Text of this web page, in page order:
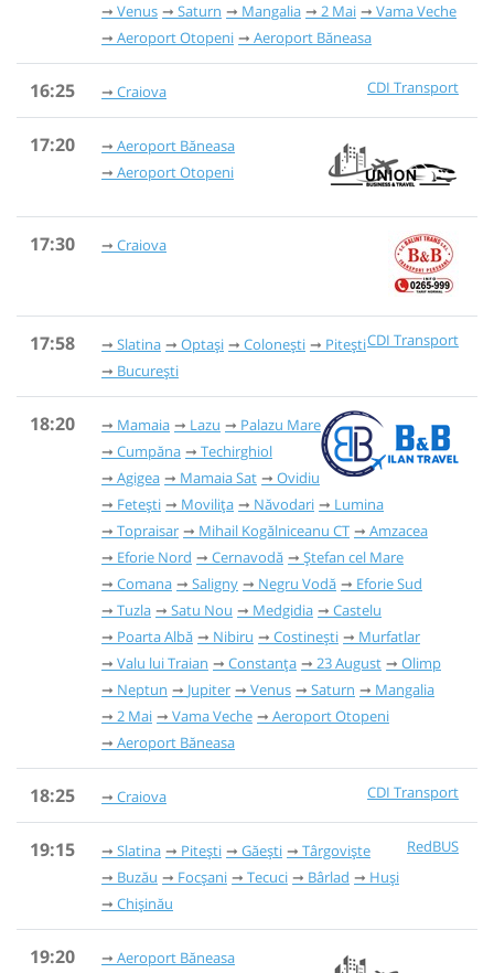
Venus
Saturn Mangalia 2 Mai
Vama Veche
Aeroport Otopeni
Aeroport Băneasa
16:25 CDI Transport
Craiova
17:20
Aeroport Băneasa
Aeroport Otopeni
17:30 Craiova
17:58 CDI Transport
Slatina Optași Colonești
Pitești
București
18:20 Mamaia Lazu
Palazu Mare
Cumpăna
Techirghiol
Agigea
Mamaia Sat
Ovidiu
Fetești
Movilița Năvodari
Lumina
Topraisar
Mihail Kogălniceanu CT
Amzacea
Eforie Nord
Cernavodă
Ștefan cel Mare
Comana
Saligny Negru Vodă
Eforie Sud
Tuzla
Satu Nou Medgidia
Castelu
Poarta Albă
Nibiru Costinești
Murfatlar
Valu lui Traian
Constanța 23 August
Olimp
Neptun
Jupiter Venus Saturn
Mangalia
2 Mai
Vama Veche
Aeroport Otopeni
Aeroport Băneasa
18:25 CDI Transport
Craiova
19:15 RedBUS
Slatina Pitești Găești
Târgoviște
Buzău
Focșani Tecuci Bârlad
Huși
Chișinău
19:20
Aeroport Băneasa